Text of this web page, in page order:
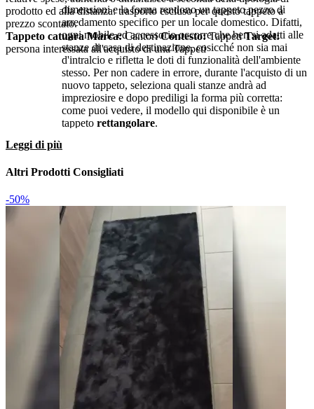
prodotto ed alla distanza: trasporto escluso per questo tappeto a
prezzo scontato.
Tappeto catuara Marca:CantoriContesto:TappetiTarget:
persona interessata all'acquisto di una Tappeti
dimensioni e la forma rendono un tappeto pezzo di
arredamento specifico per un locale domestico. Difatti,
ogni mobile ed accessorio occorre che ben si adatti alle
stanze di casa di destinazione, cosicché non sia mai
d'intralcio e rifletta le doti di funzionalità dell'ambiente
stesso. Per non cadere in errore, durante l'acquisto di un
nuovo tappeto, seleziona quali stanze andrà ad
impreziosire e dopo prediligi la forma più corretta:
come puoi vedere, il modello qui disponibile è un
tappeto rettangolare.
apposta per comporre i propri modelli di tappeti: tra
ideale per garantire un certo stile durevole nel tempo ed
in
fibra sintetica
Leggi di più
Altri Prodotti Consigliati
-50%